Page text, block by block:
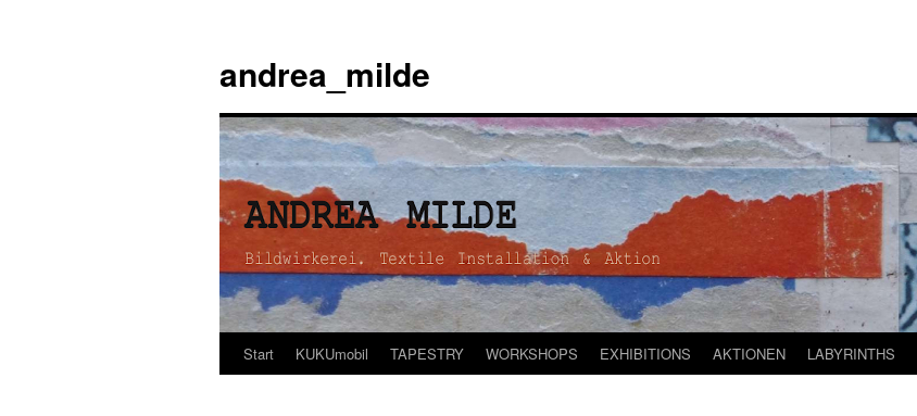
andrea_milde
ZumStart KUKUmobil TAPESTRY WORKSHOPS EXHIBITIONS AKTIONEN LABYRINTHS